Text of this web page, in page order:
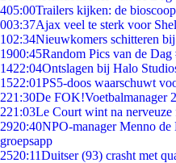
405:00Trailers kijken: de
003:37Ajax veel te sterk voor
102:34Nieuwkomers schitteren
1900:45Random Pics van de Dag
1422:04Ontslagen bij Halo
1522:01PS5-doos waarschuwt
221:30De FOK!Voetbalmanager
221:03Le Court wint na nerveuze
2920:40NPO-manager Menno de
groepsapp
2520:11Duitser (93) crasht met